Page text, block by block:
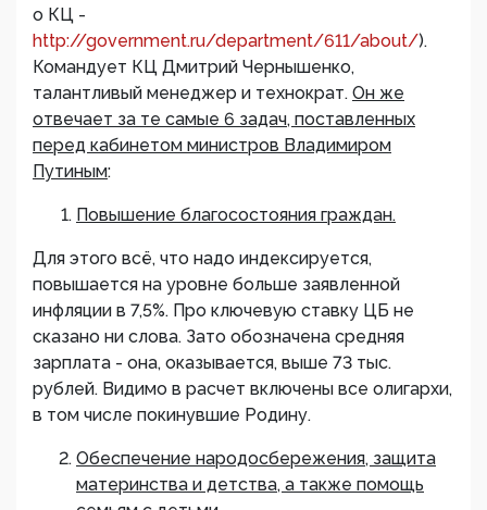
о КЦ -
http://government.ru/department/611/about/).
Командует КЦ Дмитрий Чернышенко,
талантливый менеджер и технократ. Он же
отвечает за те самые 6 задач, поставленных
перед кабинетом министров Владимиром
Путиным:
Повышение благосостояния граждан.
Для этого всё, что надо индексируется,
повышается на уровне больше заявленной
инфляции в 7,5%. Про ключевую ставку ЦБ не
сказано ни слова. Зато обозначена средняя
зарплата - она, оказывается, выше 73 тыс.
рублей. Видимо в расчет включены все олигархи,
в том числе покинувшие Родину.
Обеспечение народосбережения, защита
материнства и детства, а также помощь